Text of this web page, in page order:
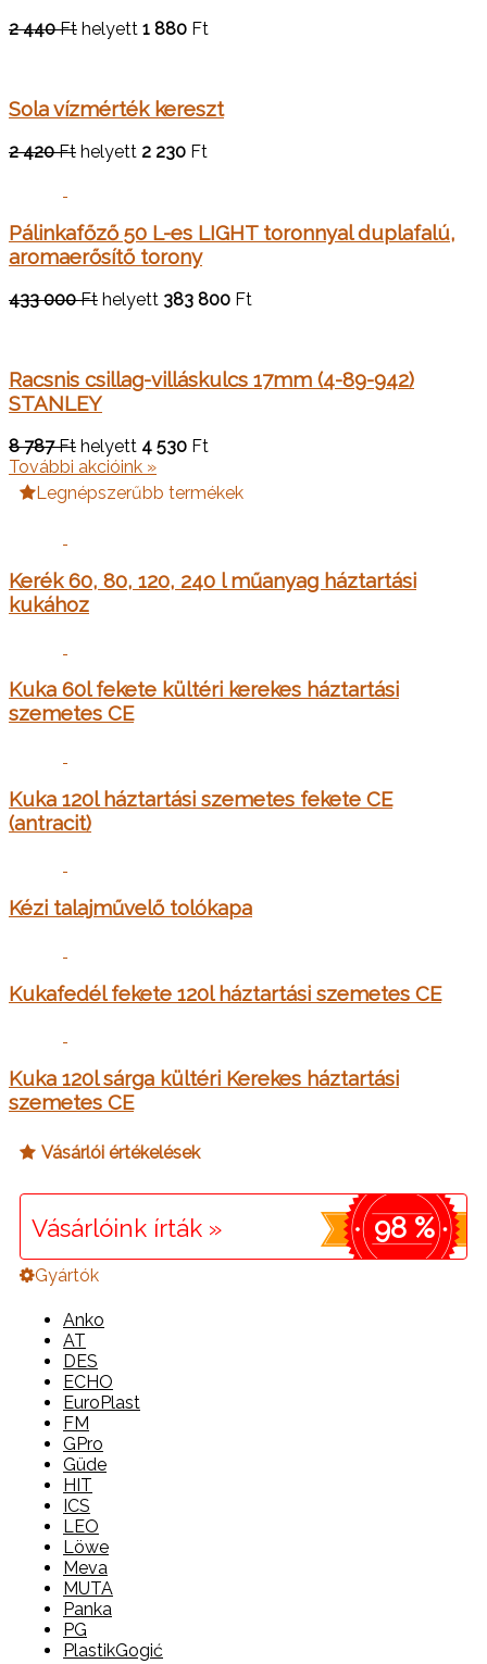
2 440 Ft helyett 1 880 Ft
Sola vízmérték kereszt
2 420 Ft helyett 2 230 Ft
Pálinkafőző 50 L-es LIGHT toronnyal duplafalú,
aromaerősítő torony
433 000 Ft helyett 383 800 Ft
Racsnis csillag-villáskulcs 17mm (4-89-942)
STANLEY
8 787 Ft helyett 4 530 Ft
További akcióink »
Legnépszerűbb termékek
Kerék 60, 80, 120, 240 l műanyag háztartási
kukához
Kuka 60l fekete kültéri kerekes háztartási
szemetes CE
Kuka 120l háztartási szemetes fekete CE
(antracit)
Kézi talajművelő tolókapa
Kukafedél fekete 120l háztartási szemetes CE
Kuka 120l sárga kültéri Kerekes háztartási
szemetes CE
Vásárlói értékelések
Vásárlóink írták » 98 %
Gyártók
Anko
AT
DES
ECHO
EuroPlast
FM
GPro
Güde
HIT
ICS
LEO
Löwe
Meva
MUTA
Panka
PG
PlastikGogić